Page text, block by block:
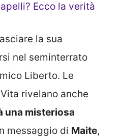
Ecco la verità
la sua
nel seminterrato
Liberto. Le
rivelano anche
una misteriosa
messaggio di Maite,